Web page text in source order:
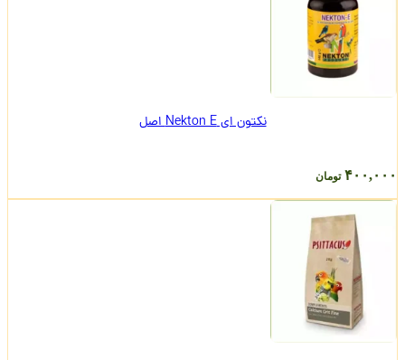
نکتون ای Nekton E اصل
۴۰۰,۰۰۰ تومان